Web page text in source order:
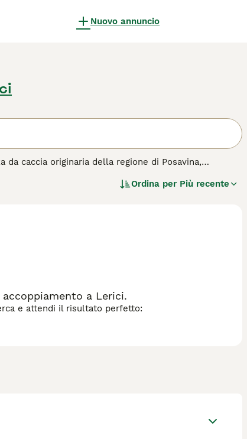
Nuovo annuncio
caccia originaria della regione di Posavina,
è caratterizzato da un temperamento leale,
e "Vento" sottolineano le sue qualità di fiuto e
una cura attenta e tanto esercizio per soddisfare
compagno domestico, purché venga stimolato
Ordina per Più recente
a Lerici.
e attendi il risultato perfetto: